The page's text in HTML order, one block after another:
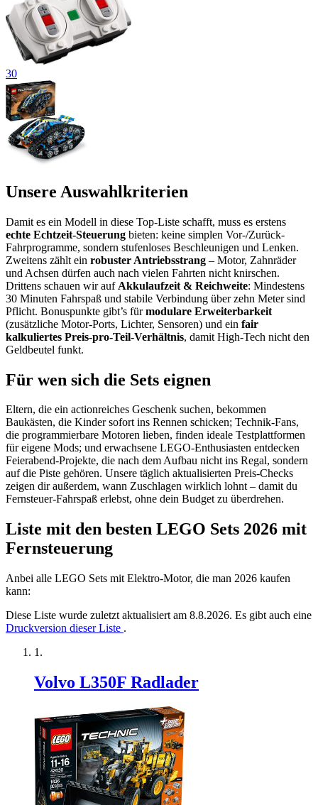
30
Unsere Auswahlkriterien
Damit es ein Modell in diese Top-Liste schafft, muss es erstens
echte Echtzeit-Steuerung bieten: keine simplen Vor-/Zurück-
Fahrprogramme, sondern stufenloses Beschleunigen und Lenken.
Zweitens zählt ein robuster Antriebsstrang – Motor, Zahnräder
und Achsen dürfen auch nach vielen Fahrten nicht knirschen.
Drittens schauen wir auf Akkulaufzeit & Reichweite: Mindestens
30 Minuten Fahrspaß und stabile Verbindung über zehn Meter sind
Pflicht. Bonuspunkte gibt’s fürmodulare Erweiterbarkeit
(zusätzliche Motor-Ports, Lichter, Sensoren) und ein fair
kalkuliertes Preis-pro-Teil-Verhältnis, damit High-Tech nicht den
Geldbeutel funkt.
Für wen sich die Sets eignen
Eltern, die ein actionreiches Geschenk suchen, bekommen
Baukästen, die Kinder sofort ins Rennen schicken; Technik-Fans,
die programmierbare Motoren lieben, finden ideale Testplattformen
für eigene Mods; und erwachsene LEGO-Enthusiasten entdecken
Feierabend-Projekte, die nach dem Aufbau nicht ins Regal, sondern
auf die Piste gehören. Unsere täglich aktualisierten Preis-Checks
zeigen dir außerdem, wann Zuschlagen wirklich lohnt – damit du
Fernsteuer-Fahrspaß erlebst, ohne dein Budget zu überdrehen.
Liste mit den besten LEGO Sets 2026 mit
Fernsteuerung
Anbei alle LEGO Sets mit Elektro-Motor, die man 2026 kaufen
kann:
Diese Liste wurde zuletzt aktualisiert am 8.8.2026. Es gibt auch eine
Druckversion dieser Liste .
Volvo L350F Radlader